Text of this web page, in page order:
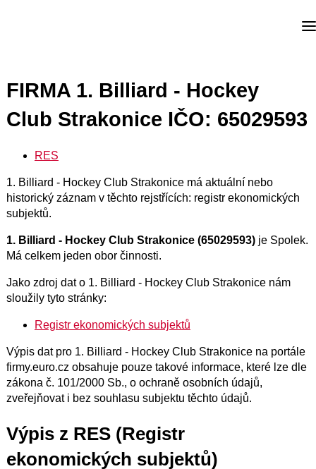
FIRMA 1. Billiard - Hockey
Club Strakonice IČO: 65029593
RES
1. Billiard - Hockey Club Strakonice má aktuální nebo
historický záznam v těchto rejstřících: registr ekonomických
subjektů.
1. Billiard - Hockey Club Strakonice (65029593)je Spolek.
Má celkem jeden obor činnosti.
Jako zdroj dat o 1. Billiard - Hockey Club Strakonice nám
sloužily tyto stránky:
Registr ekonomických subjektů
Výpis dat pro 1. Billiard - Hockey Club Strakonice na portále
firmy.euro.cz obsahuje pouze takové informace, které lze dle
zákona č. 101/2000 Sb., o ochraně osobních údajů,
zveřejňovat i bez souhlasu subjektu těchto údajů.
Výpis z RES (Registr
ekonomických subjektů)